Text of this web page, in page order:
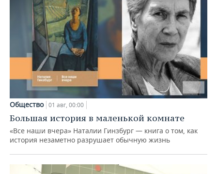
Общество 01 авг, 00:00
Большая история в маленькой комнате
«Все наши вчера» Наталии Гинзбург — книга о том, как
история незаметно разрушает обычную жизнь